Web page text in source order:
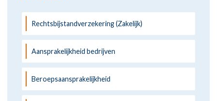
Rechtsbijstandverzekering (Zakelijk)
Aansprakelijkheid bedrijven
Beroepsaansprakelijkheid